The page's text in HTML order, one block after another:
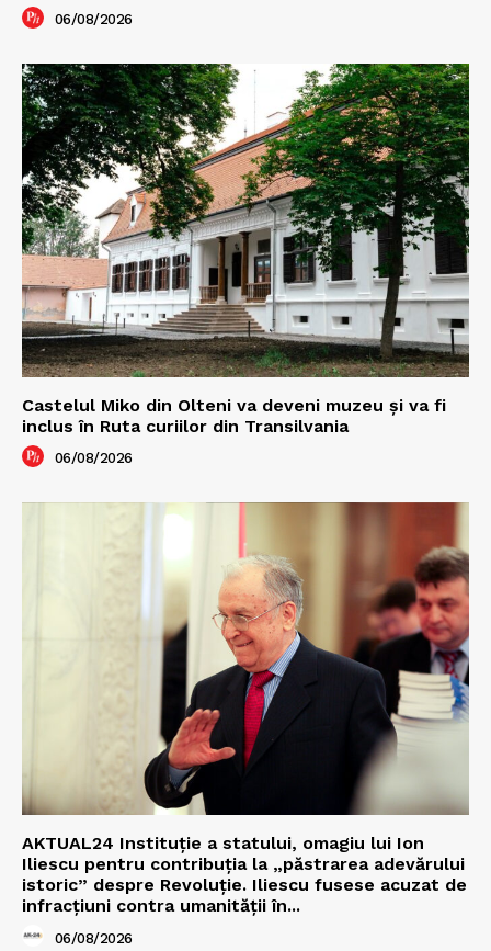
06/08/2026
Castelul Miko din Olteni va deveni muzeu şi va fi
inclus în Ruta curiilor din Transilvania
06/08/2026
AKTUAL24 Instituție a statului, omagiu lui Ion
Iliescu pentru contribuția la „păstrarea adevărului
istoric” despre Revoluție. Iliescu fusese acuzat de
infracțiuni contra umanității în...
06/08/2026